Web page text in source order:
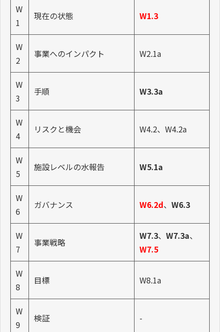
W
1
現在の状態 W1.3
W
2
事業へのインパクト W2.1a
W
3
手順 W3.3a
W
4
リスクと機会 W4.2、W4.2a
W
5
施設レベルの水報告 W5.1a
W
6
ガバナンス W6.2d、 W6.3
W
7
事業戦略
W7.3、 W7.3a、
W7.5
W
8
目標 W8.1a
W
9
検証 -